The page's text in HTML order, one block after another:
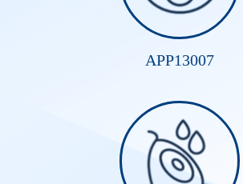
APP13007